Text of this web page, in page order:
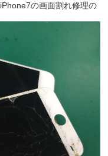
の画面割れ修理の